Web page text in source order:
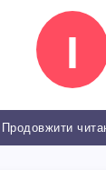
І
Продовжити